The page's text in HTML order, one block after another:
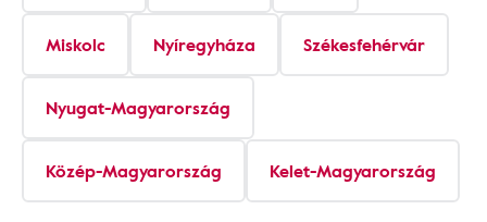
Miskolc Nyíregyháza Székesfehérvár
Nyugat-Magyarország
Közép-Magyarország Kelet-Magyarország